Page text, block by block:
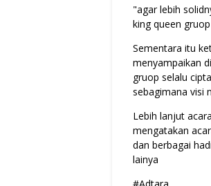
"agar lebih
king queen
Sementara itu
menyampaikan
gruop selalu
sebagimana visi
Lebih lanjut
mengatakan
dan berbagai
lainya